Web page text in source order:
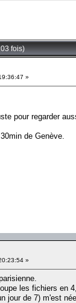
Wargame
fois)
»
pour regarder
de Genève.
»
les fichiers en
jour de 7) m'est